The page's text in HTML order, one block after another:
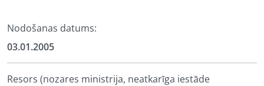
Nodošanas datums:
03.01.2005
Resors (nozares ministrija, neatkarīga iestāde